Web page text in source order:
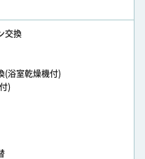
交換
(浴室乾燥機付)
)